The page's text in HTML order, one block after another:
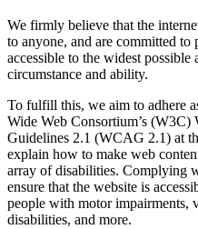
We firmly believe that the
to anyone, and are committed
accessible to the widest possible
circumstance and ability.
To fulfill this, we aim to adhere
Wide Web Consortium’s
Guidelines 2.1 (WCAG 2.1) at
explain how to make web
array of disabilities. Complying
ensure that the website is
people with motor impairments,
disabilities, and more.